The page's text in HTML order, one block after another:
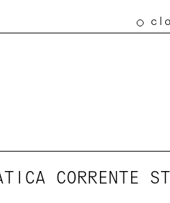
CORRENTE